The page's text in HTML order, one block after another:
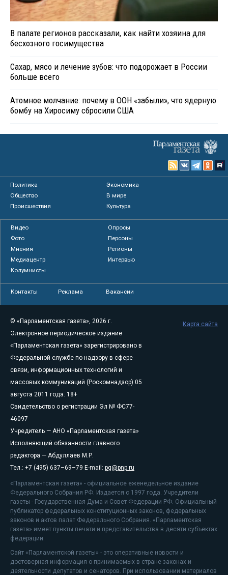
В палате регионов рассказали, как найти хозяина для
бесхозного госимущества
Сахар, мясо и лечение зубов: что подорожает в России
больше всего
Атомное молчание: почему в ООН «забыли», что ядерную
бомбу на Хиросиму сбросили США
Политика
Экономика
Общество
В мире
Происшествия
Культура
Видео
Опросы
Фото
Персоны
Мнения
Регионы
Медиацентр
Интервью
Колумнисты
Контакты Реклама Вакансии
© «Парламентская газета», 2026 г.
Электронное периодическое издание
«Парламентская газета» зарегистрировано в
Федеральной службе по надзору в сфере
связи, информационных технологий и
массовых коммуникаций (Роскомнадзор) 05
августа 2011 года. 18+
Свидетельство о регистрации Эл № ФС77-
46097
Учредитель — АНО «Парламентская газета»
Исполняющий обязанности главного
редактора — Абдуллаев М.Р.
Тел.: +7 (495) 637–69–79 E-mail: pg@pnp.ru
«Парламентская газета» - официальное еженедельное издание
Федерального Собрания РФ. Издается с 1997 года. Учредители
газеты - Государственная Дума и Совет Федерации РФ. Официальный
публикатор федеральных конституционных законов, федеральных
законов и актов палат Федерального Собрания. «Парламентская
газета» имеет пункты печати и представительства в десяти субъектах
федерации.
Сайт «Парламентской газеты» - это оперативные новости и
достоверная информация о принимаемых в стране законах и
деятельности депутатов и сенаторов. При использовании материалов
Карта сайта